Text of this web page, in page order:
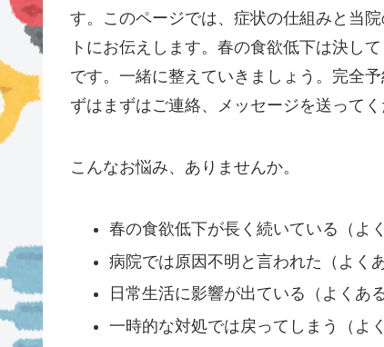
す。このページでは、症状の仕組みと当
トにお伝えします。春の食欲低下は決し
です。一緒に整えていきましょう。完全
ずはまずはご連絡、メッセージを送ってく
こんなお悩み、ありませんか。
春の食欲低下が長く続いている（よ
病院では原因不明と言われた（よく
日常生活に影響が出ている（よくあ
一時的な対処では戻ってしまう（よ